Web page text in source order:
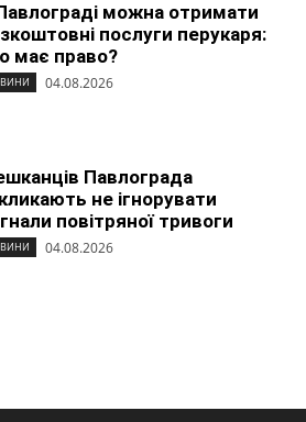
можна отримати
послуги перукаря:
має право?
04.08.2026
Павлограда
не ігнорувати
повітряної тривоги
04.08.2026